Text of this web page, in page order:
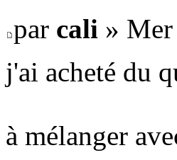
par cali »
j'ai acheté du
à mélanger